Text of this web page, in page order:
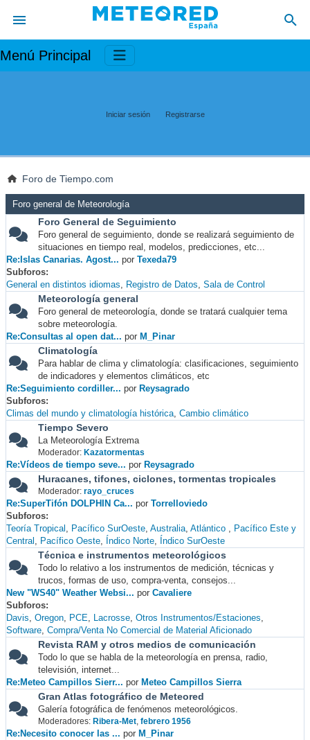
Menú Principal
Iniciar sesión Registrarse
Foro de Tiempo.com
Foro general de Meteorología
Foro General de Seguimiento
Foro general de seguimiento, donde se realizará seguimiento de
situaciones en tiempo real, modelos, predicciones, etc...
Re:Islas Canarias. Agost... por Texeda79
Subforos
General en distintos idiomas
Registro de Datos Sala de Control
Meteorología general
Foro general de meteorología, donde se tratará cualquier tema
sobre meteorología.
Re:Consultas al open dat... por M_Pinar
Climatología
Para hablar de clima y climatología: clasificaciones, seguimiento
de indicadores y elementos climáticos, etc
Re:Seguimiento cordiller... por Reysagrado
Subforos
Climas del mundo y climatología histórica Cambio climático
Tiempo Severo
La Meteorología Extrema
Moderador: Kazatormentas
Re:Vídeos de tiempo seve... por Reysagrado
Huracanes, tifones, ciclones, tormentas tropicales
Moderador: rayo_cruces
Re:SuperTifón DOLPHIN Ca... por Torrelloviedo
Subforos
Teoría Tropical
Pacífico SurOeste Australia Atlántico
Pacífico Este y
Central
Pacífico Oeste Índico Norte Índico SurOeste
Técnica e instrumentos meteorológicos
Todo lo relativo a los instrumentos de medición, técnicas y
trucos, formas de uso, compra-venta, consejos...
New "WS40" Weather Websi... por Cavaliere
Subforos
Davis Oregon PCE Lacrosse Otros Instrumentos/Estaciones
Software Compra/Venta No Comercial de Material Aficionado
Revista RAM y otros medios de comunicación
Todo lo que se habla de la meteorología en prensa, radio,
televisión, internet...
Re:Meteo Campillos Sierr... por Meteo Campillos Sierra
Gran Atlas fotográfico de Meteored
Galería fotográfica de fenómenos meteorológicos.
Moderadores: Ribera-Met, febrero 1956
Re:Necesito conocer las ... por M_Pinar